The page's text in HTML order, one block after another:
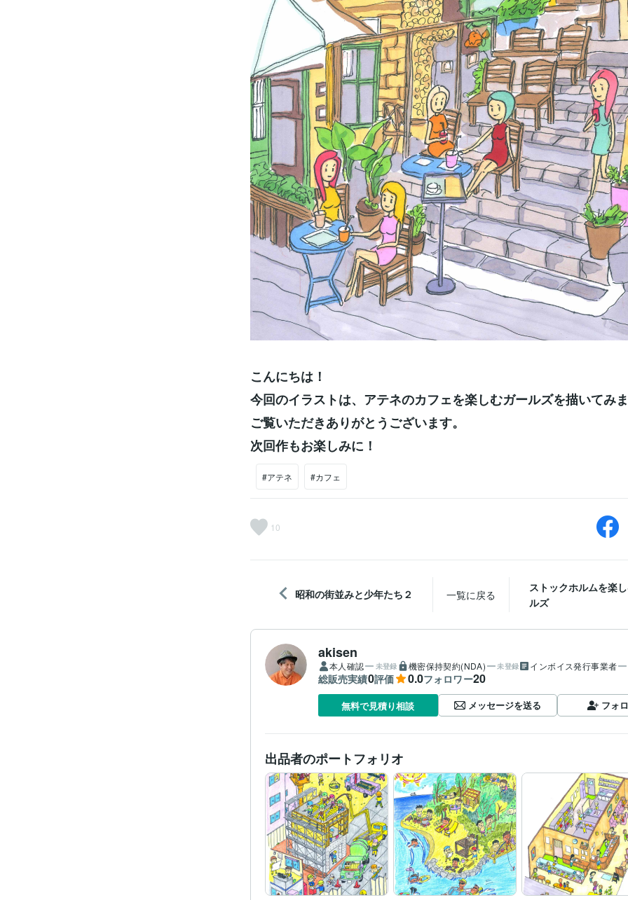
こんにちは！
今回のイラストは、アテネのカフェを楽しむガールズを描いてみ
ご覧いただきありがとうございます。
次回作もお楽しみに！
#アテネ #カフェ
10
昭和の街並みと少年たち２ 一覧に戻る
ストックホルムを楽
ルズ
akisen
本人確認 未登録 機密保持契約(NDA) 未登録 インボイス発行事業者
総販売実績0評価 0.0フォロワー20
無料で見積り相談 メッセージを送る フォ
出品者のポートフォリオ